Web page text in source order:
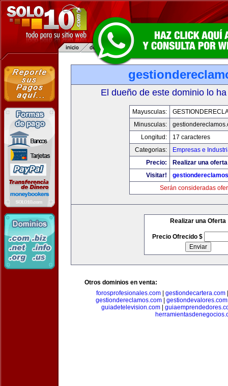
El dueño de este dominio lo
Mayusculas:
Minusculas:
Longitud:
17 caracteres
Categorias:
Empresas e
Precio:
Realizar una
Visitar!
Serán consideradas
Realizar una Oferta
Precio Ofrecido $
Otros dominios en venta:
forosprofesionales.com
gestiondecartera.com
gestiondereclamos.com| gestiondevalores.com
guiadetelevision.com